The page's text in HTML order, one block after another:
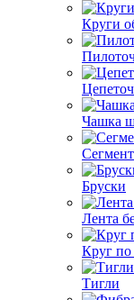
Круги
Чашка
Бруски
Лента
Круг по
Тигли